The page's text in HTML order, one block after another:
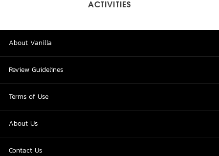
ACTIVITIES
About Vanilla
Review Guidelines
Terms of Use
About Us
Contact Us